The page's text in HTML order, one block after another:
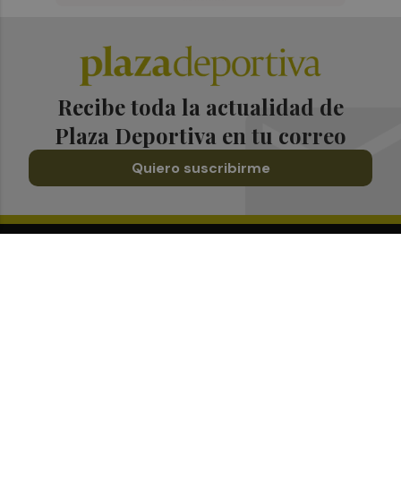
Recibe toda la actualidad de
Plaza Deportiva en tu correo
Quiero suscribirme